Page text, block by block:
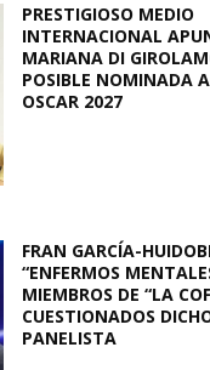
PRESTIGIOSO MEDIO
INTERNACIONAL
MARIANA DI
POSIBLE NOMINADA
OSCAR 2027
FRAN GARCÍA-
“ENFERMOS
MIEMBROS DE “LA
CUESTIONADOS
PANELISTA